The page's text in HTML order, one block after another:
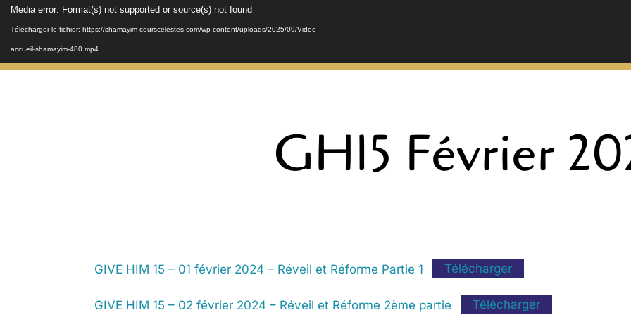
Lecteur
vidéo
Media error: Format(s) not supported or source(s) not found
Télécharger le fichier: https://shamayim-courscelestes.com/wp-content/uploads/2025/09/Video-
accueil-shamayim-480.mp4
Télécharger le fichier: https://shamayim-courscelestes.com/wp-content/uploads/2025/09/Video-
GH15 Février
GIVE HIM 15 – 01 février 2024 – Réveil et Réforme Partie 1 Télécharger
GIVE HIM 15 – 02 février 2024 – Réveil et Réforme 2ème partie Télécharger